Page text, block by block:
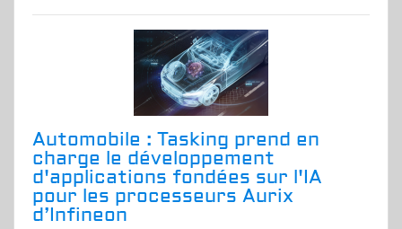
Automobile : Tasking prend en
charge le développement
d'applications fondées sur l'IA
pour les processeurs Aurix
d’Infineon